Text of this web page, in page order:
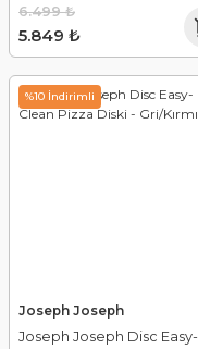
5.849 ₺
6.499 ₺
%10 İndirimli
Joseph Joseph
Joseph Joseph Disc Easy-